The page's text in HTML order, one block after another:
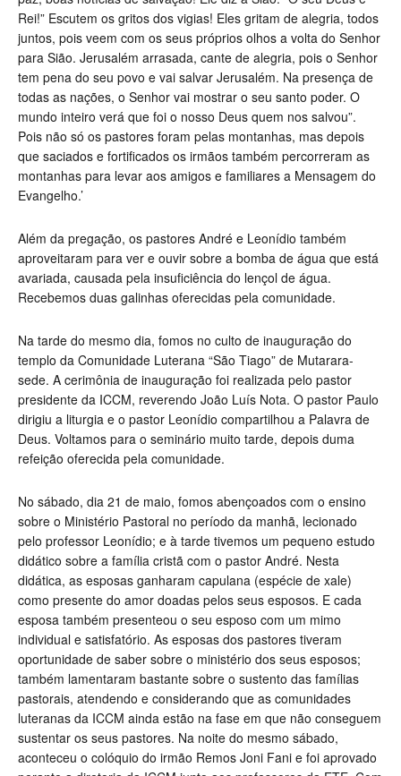
Rei!” Escutem os gritos dos vigias! Eles gritam de alegria, todos
juntos, pois veem com os seus próprios olhos a volta do Senhor
para Sião. Jerusalém arrasada, cante de alegria, pois o Senhor
tem pena do seu povo e vai salvar Jerusalém. Na presença de
todas as nações, o Senhor vai mostrar o seu santo poder. O
mundo inteiro verá que foi o nosso Deus quem nos salvou”.
Pois não só os pastores foram pelas montanhas, mas depois
que saciados e fortificados os irmãos também percorreram as
montanhas para levar aos amigos e familiares a Mensagem do
Evangelho.’
Além da pregação, os pastores André e Leonídio também
aproveitaram para ver e ouvir sobre a bomba de água que está
avariada, causada pela insuficiência do lençol de água.
Recebemos duas galinhas oferecidas pela comunidade.
Na tarde do mesmo dia, fomos no culto de inauguração do
templo da Comunidade Luterana “São Tiago” de Mutarara-
sede. A cerimônia de inauguração foi realizada pelo pastor
presidente da ICCM, reverendo João Luís Nota. O pastor Paulo
dirigiu a liturgia e o pastor Leonídio compartilhou a Palavra de
Deus. Voltamos para o seminário muito tarde, depois duma
refeição oferecida pela comunidade.
No sábado, dia 21 de maio, fomos abençoados com o ensino
sobre o Ministério Pastoral no período da manhã, lecionado
pelo professor Leonídio; e à tarde tivemos um pequeno estudo
didático sobre a família cristã com o pastor André. Nesta
didática, as esposas ganharam capulana (espécie de xale)
como presente do amor doadas pelos seus esposos. E cada
esposa também presenteou o seu esposo com um mimo
individual e satisfatório. As esposas dos pastores tiveram
oportunidade de saber sobre o ministério dos seus esposos;
também lamentaram bastante sobre o sustento das famílias
pastorais, atendendo e considerando que as comunidades
luteranas da ICCM ainda estão na fase em que não conseguem
sustentar os seus pastores. Na noite do mesmo sábado,
aconteceu o colóquio do irmão Remos Joni Fani e foi aprovado